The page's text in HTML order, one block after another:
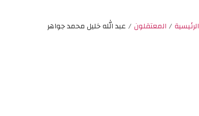
الرئيسية/ المعتقلون/ عبد الله خليل محمد جواهر